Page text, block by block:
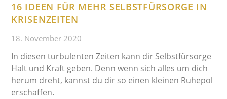
16 IDEEN FÜR MEHR SELBSTFÜRSORGE IN
KRISENZEITEN
18. November 2020
In diesen turbulenten Zeiten kann dir Selbstfürsorge
Halt und Kraft geben. Denn wenn sich alles um dich
herum dreht, kannst du dir so einen kleinen Ruhepol
erschaffen.